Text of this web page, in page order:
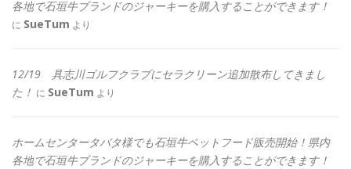
各地で石垣牛ブランドのジャーキーを購入することができます！
に SueTum より
12/19 具志川ゴルフクラブにセラクリーン追加散布してきまし
た！ に SueTum より
ホームセンタータバタ様でも石垣牛ペットフード販売開始！県内
各地で石垣牛ブランドのジャーキーを購入することができます！